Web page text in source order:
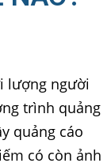
lượng người
trình quảng
quảng cáo
có còn ảnh